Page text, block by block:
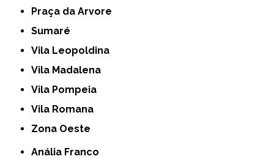
Praça da Arvore
Sumaré
Vila Leopoldina
Vila Madalena
Vila Pompeia
Vila Romana
Zona Oeste
Anália Franco